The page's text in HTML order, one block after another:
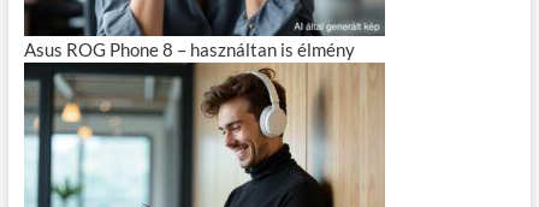
Asus ROG Phone 8 – használtan is élmény